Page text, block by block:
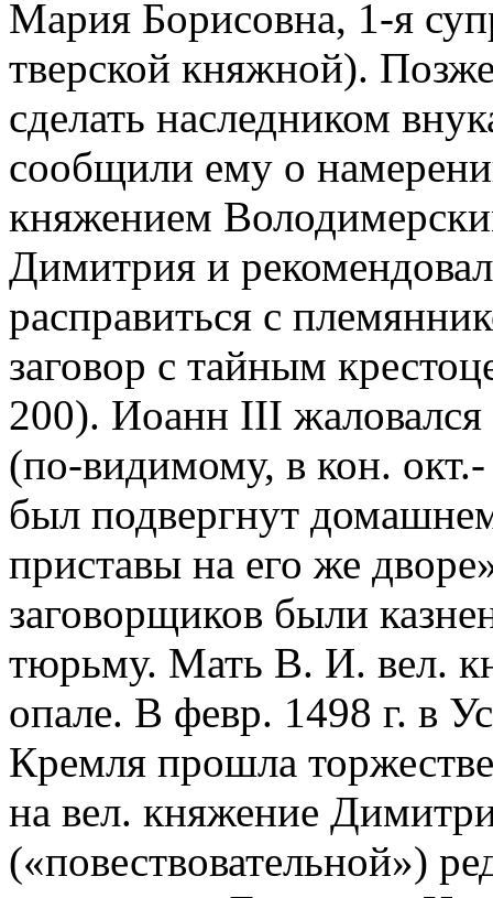
Мария Борисовна, 1-я
тверской княжной).
сделать наследником
сообщили ему о
княжением
Димитрия и
расправиться с
заговор с тайным
200). Иоанн III
(по-видимому, в кон.
был подвергнут
приставы на его же
заговорщиков были
тюрьму. Мать В. И. вел.
опале. В февр. 1498 г. в
Кремля прошла
на вел. княжение
(«повествовательной»)